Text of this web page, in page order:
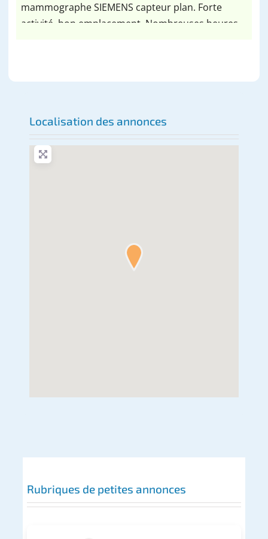
mammographe SIEMENS capteur plan. Forte
activité, bon emplacement. Nombreuses heures
Localisation des annonces
Rubriques de petites annonces